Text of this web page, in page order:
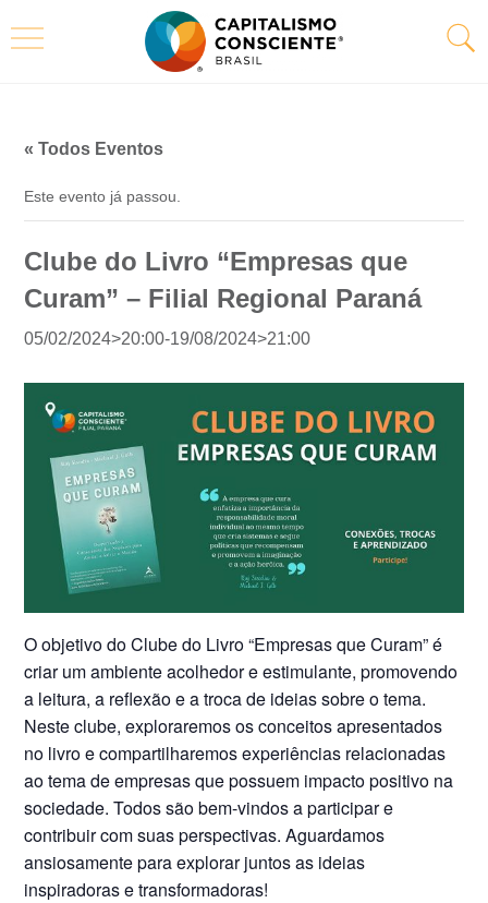
« Todos Eventos
Este evento já passou.
Clube do Livro “Empresas que
Curam” – Filial Regional Paraná
05/02/2024>20:00-19/08/2024>21:00
O objetivo do Clube do Livro “Empresas que Curam” é
criar um ambiente acolhedor e estimulante, promovendo
a leitura, a reflexão e a troca de ideias sobre o tema.
Neste clube, exploraremos os conceitos apresentados
no livro e compartilharemos experiências relacionadas
ao tema de empresas que possuem impacto positivo na
sociedade. Todos são bem-vindos a participar e
contribuir com suas perspectivas. Aguardamos
ansiosamente para explorar juntos as ideias
inspiradoras e transformadoras!